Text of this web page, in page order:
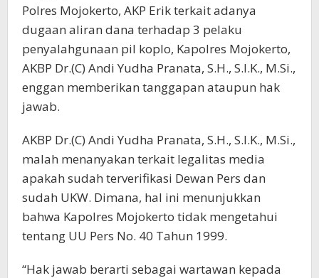
Polres Mojokerto, AKP Erik terkait adanya
dugaan aliran dana terhadap 3 pelaku
penyalahgunaan pil koplo, Kapolres Mojokerto,
AKBP Dr.(C) Andi Yudha Pranata, S.H., S.I.K., M.Si.,
enggan memberikan tanggapan ataupun hak
jawab.
AKBP Dr.(C) Andi Yudha Pranata, S.H., S.I.K., M.Si.,
malah menanyakan terkait legalitas media
apakah sudah terverifikasi Dewan Pers dan
sudah UKW. Dimana, hal ini menunjukkan
bahwa Kapolres Mojokerto tidak mengetahui
tentang UU Pers No. 40 Tahun 1999.
“Hak jawab berarti sebagai wartawan kepada